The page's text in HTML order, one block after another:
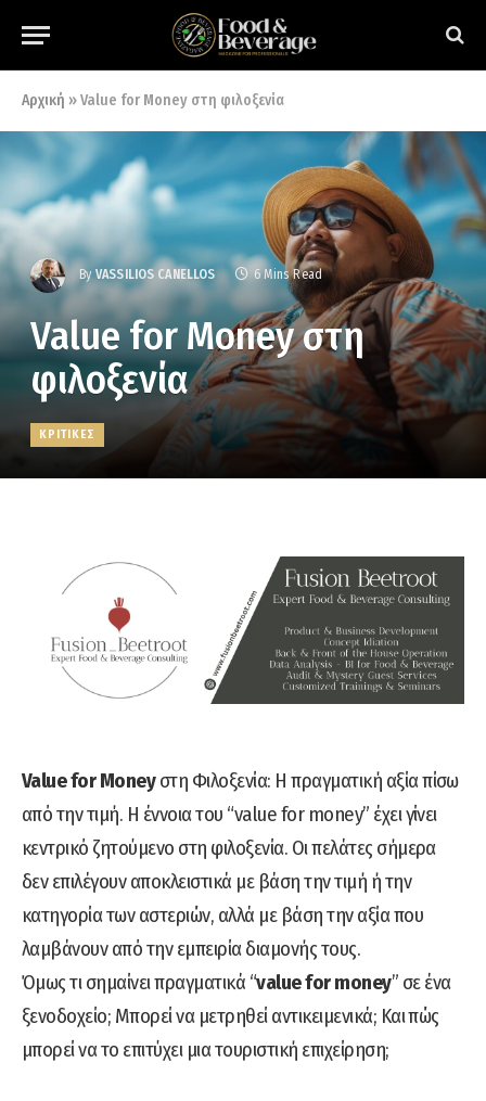
Αρχική »Value for Money στη φιλοξενία
By VASSILIOS CANELLOS 6 Mins Read
Value for Money στη
φιλοξενία
ΚΡΙΤΙΚΕΣ
Value for Moneyστη Φιλοξενία: Η πραγματική αξία πίσω
από την τιμή. Η έννοια του “value for money” έχει γίνει
κεντρικό ζητούμενο στη φιλοξενία. Οι πελάτες σήμερα
δεν επιλέγουν αποκλειστικά με βάση την τιμή ή την
κατηγορία των αστεριών, αλλά με βάση την αξία που
λαμβάνουν από την εμπειρία διαμονής τους.
Όμως τι σημαίνει πραγματικά “value for money” σε ένα
ξενοδοχείο; Μπορεί να μετρηθεί αντικειμενικά; Και πώς
μπορεί να το επιτύχει μια τουριστική επιχείρηση;